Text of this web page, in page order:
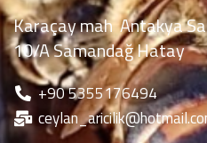
Karaçay mah Antakya
10/A Samandağ Hatay
‪+90 5355176494